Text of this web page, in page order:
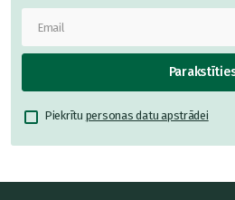
Piekrītu personas datu apstrādei